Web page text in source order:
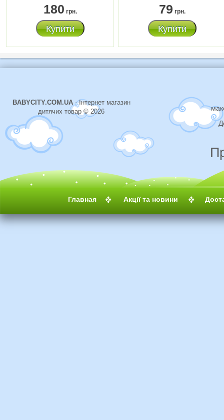
180 грн.
Купити
79 грн.
Купити
Главная Акції та новини
BABYCITY.COM.UA- Інтернет магазин
дитячих товар © 2026